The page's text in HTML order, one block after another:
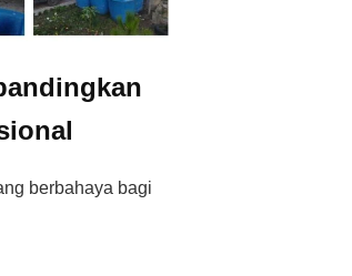
berbahaya bagi